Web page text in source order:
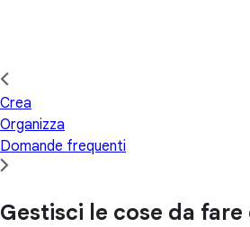
Crea
Organizza
Domande frequenti
Gestisci le cose da